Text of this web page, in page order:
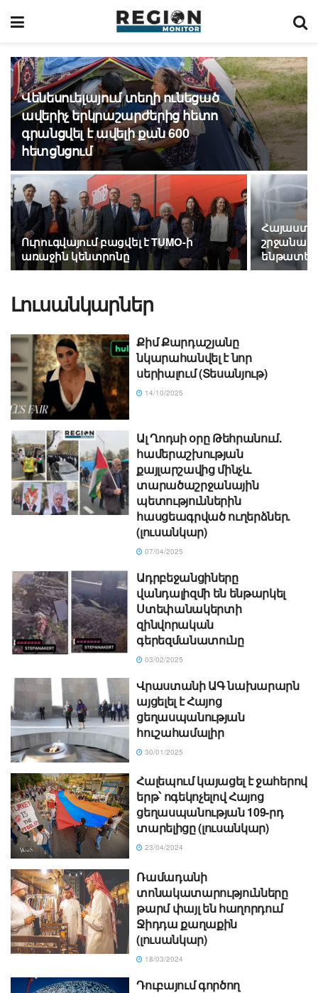
Վենեսուելայում տեղի ունեցած
ավերիչ երկրաշարժերից հետո
գրանցվել է ավելի քան 600
հետցնցում
Ուրուգվայում բացվել է TUMO-ի
առաջին կենտրոնը
Լուսանկարներ
Քիմ Քարդաշյանը
նկարահանվել է նոր
սերիալում (Տեսանյութ)
14/10/2025
Ալ Ղոդսի օրը Թեհրանում.
համերաշխության
քայլարշավից մինչև
տարածաշրջանային
պետություններին
հասցեագրված ուղերձներ.
(լուսանկար)
07/04/2025
Ադրբեջանցիները
վանդալիզմի են ենթարկել
Ստեփանակերտի
զինվորական
գերեզմանատունը
03/02/2025
Վրաստանի ԱԳ նախարարն
այցելել է Հայոց
ցեղասպանության
հուշահամալիր
30/01/2025
Հալեպում կայացել է ջահերով
երթ՝ ոգեկոչելով Հայոց
ցեղասպանության 109-րդ
տարելիցը (լուսանկար)
23/04/2024
Ռամադանի
տոնակատարությունները
թարմ փայլ են հաղորդում
Ջիդդա քաղաքին
(լուսանկար)
18/03/2024
Դուբայում գործող